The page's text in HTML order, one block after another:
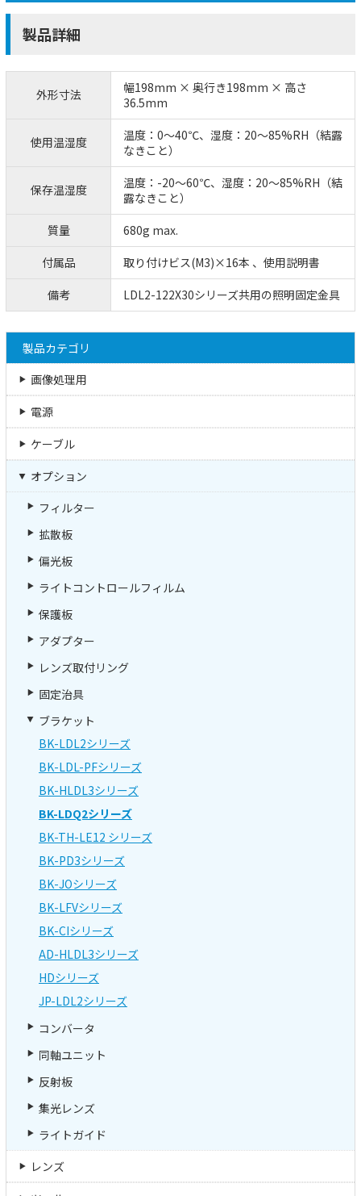
製品詳細
外形寸法
幅198mm × 奥行き198mm × 高さ
36.5mm
使用温湿度
温度：0～40℃、湿度：20～85%RH（結露
なきこと）
保存温湿度
温度：-20～60℃、湿度：20～85%RH（結
露なきこと）
質量
680g max.
付属品
取り付けビス(M3)×16本 、使用説明書
備考
LDL2-122X30シリーズ共用の照明固定金具
製品カテゴリ
画像処理用
電源
ケーブル
オプション
フィルター
拡散板
偏光板
ライトコントロールフィルム
保護板
アダプター
レンズ取付リング
固定治具
ブラケット
BK-LDL2シリーズ
BK-LDL-PFシリーズ
BK-HLDL3シリーズ
BK-LDQ2シリーズ
BK-TH-LE12 シリーズ
BK-PD3シリーズ
BK-JOシリーズ
BK-LFVシリーズ
BK-CIシリーズ
AD-HLDL3シリーズ
HDシリーズ
JP-LDL2シリーズ
コンバータ
同軸ユニット
反射板
集光レンズ
ライトガイド
レンズ